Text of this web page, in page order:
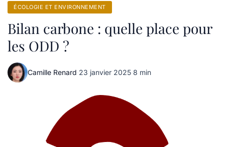
ÉCOLOGIE ET ENVIRONNEMENT
Bilan carbone : quelle place pour
les ODD ?
Camille Renard·23 janvier 2025·8 min